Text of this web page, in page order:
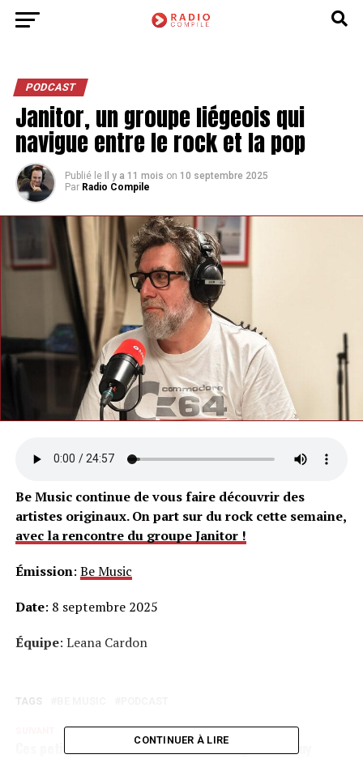
PODCAST
Janitor, un groupe liégeois qui
navigue entre le rock et la pop
Publié le Il y a 11 mois on 10 septembre 2025
Par Radio Compile
Be Music continue de vous faire découvrir des
artistes originaux. On part sur du rock cette semaine,
avec la rencontre du groupe Janitor !
Émission: Be Music
Date: 8 septembre 2025
Équipe: Leana Cardon
TAGS
Ces petites merveilles à découvrir d’urgence à Huy
CONTINUER À LIRE